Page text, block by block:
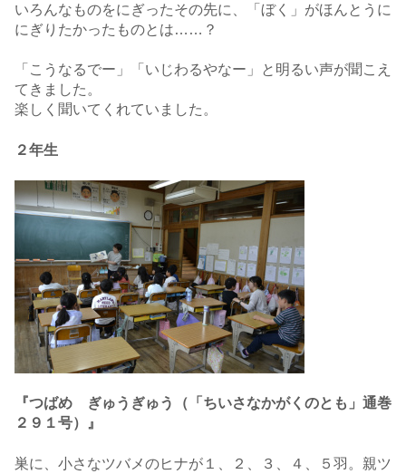
いろんなものをにぎったその先に、「ぼく」がほんとうに
にぎりたかったものとは……？
「こうなるでー」「いじわるやなー」と明るい声が聞こえ
てきました。
楽しく聞いてくれていました。
２年生
『つばめ ぎゅうぎゅう（「ちいさなかがくのとも」通巻
２９１号）』
巣に、小さなツバメのヒナが１、２、３、４、５羽。親ツ